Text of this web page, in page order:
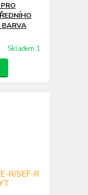
Skladem 1